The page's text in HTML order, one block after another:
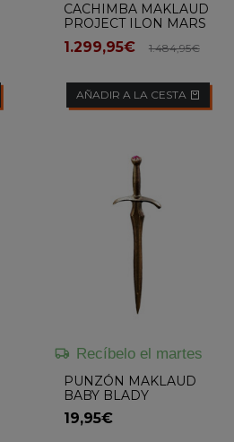
CACHIMBA MAKLAUD
PROJECT ILON MARS
33 LIMITED 100 PCS
1.299,95€ 1.484,95€
AÑADIR A LA CESTA
Recíbelo el martes
PUNZÓN MAKLAUD
BABY BLADY
19,95€